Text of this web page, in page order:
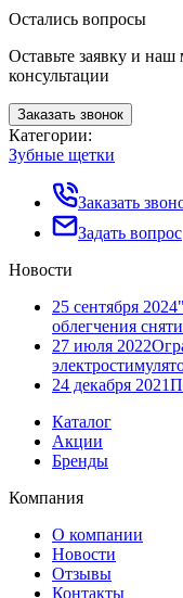
Остались вопросы
Оставьте заявку и
консультации
Заказать звонок
Категории:
Зубные щетки
Заказать
Задать вопрос
Новости
25 сентября 2024
облегчения
27 июля 2022
24 декабря 2021
Каталог
Акции
Бренды
Компания
О компании
Новости
Отзывы
Контакты